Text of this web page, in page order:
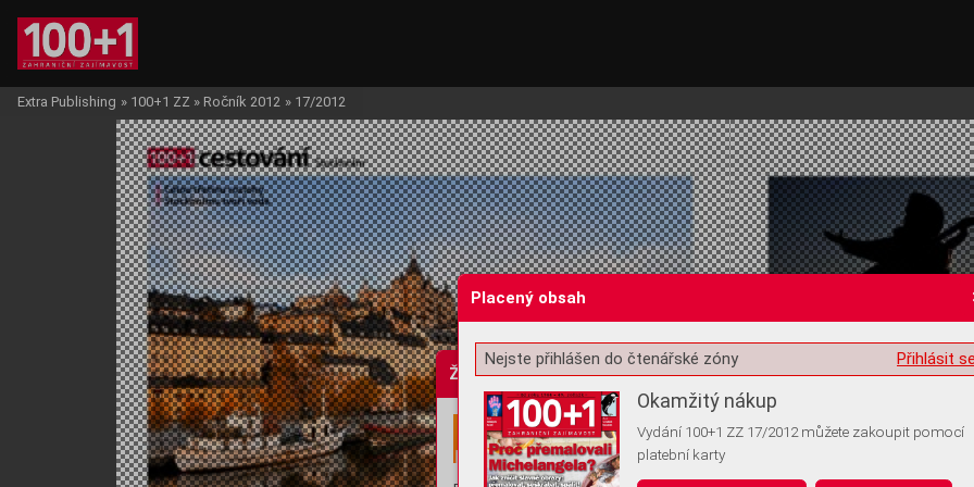
Žádost o souhlas s ukládáním volitelných informací
Extra Publishing » 100+1 ZZ » Ročník 2012 » 17/2012
Placený obsah
Přihlásit
Nejste přihlášen do čtenářské zóny
Okamžitý nákup
Vydání 100+1 ZZ 17/2012 můžete zakoupit pomocí
platební karty